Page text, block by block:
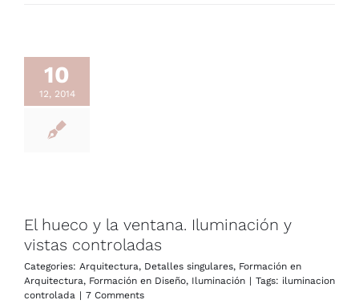
10
12, 2014
El hueco y la ventana. Iluminación y
vistas controladas
Categories: Arquitectura, Detalles singulares, Formación en
Arquitectura, Formación en Diseño, Iluminación | Tags: iluminacion
controlada | 7 Comments